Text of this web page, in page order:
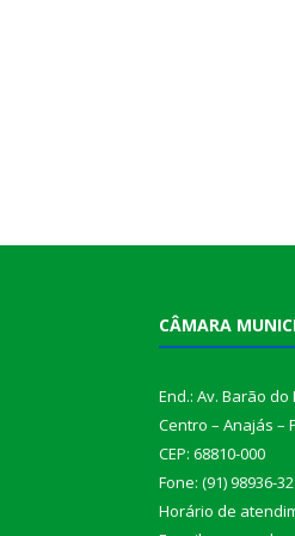
CÂMARA
End.: Av. Barão do
Centro – Anajás –
CEP: 68810-000
Fone: (91) 98936-
Horário de